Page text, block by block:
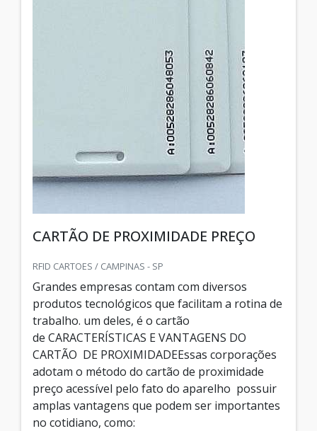
CARTÃO DE PROXIMIDADE PREÇO
RFID CARTOES / CAMPINAS - SP
Grandes empresas contam com diversos
produtos tecnológicos que facilitam a rotina de
trabalho. um deles, é o cartão
de CARACTERÍSTICAS E VANTAGENS DO
CARTÃO DE PROXIMIDADEEssas corporações
adotam o método do cartão de proximidade
preço acessível pelo fato do aparelho possuir
amplas vantagens que podem ser importantes
no cotidiano, como: